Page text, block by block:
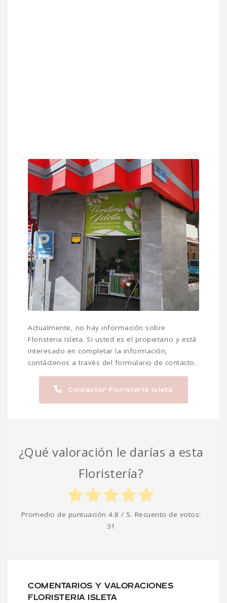
Actualmente, no hay información sobre
Floristeria Isleta. Si usted es el propietario y está
interesado en completar la información,
contáctenos a través del formulario de contacto.
Contactar Floristeria Isleta
¿Qué valoración le darías a esta
Floristería?
Promedio de puntuación 4.8 / 5. Recuento de votos:
31
COMENTARIOS Y VALORACIONES
FLORISTERIA ISLETA